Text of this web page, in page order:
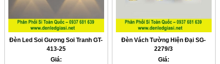
Đèn Led Soi Gương Soi Tranh GT-
413-25
Giá:
Đèn Vách Tường Hiện Đại SG-
2279/3
Giá: